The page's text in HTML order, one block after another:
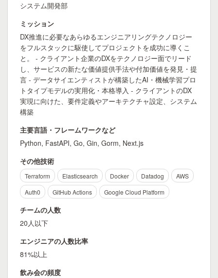
システム開発部
ミッション
DX推進に必要なあらゆるエンジニアリングテクノロジー
をフルスタックに駆使してプロジェクトを成功に導くこ
と。 - クライアント企業のDXをテクノロジー面でリード
し、サービスの新たな価値提供手法や付加価値を発見・提
言 - データサイエンティストが構築したAI・機械学習プロ
トタイプモデルの実用化・本格導入 - クライアントのDX
実現に向けた、要件定義やアーキテクチャ設定、システム
構築
主要言語・フレームワークなど
Python, FastAPI, Go, Gin, Gorm, Next.js
その他技術
Terraform Elasticsearch Docker Datadog
AWS
Auth0
GitHub Actions Google Cloud Platform
チームの人数
20人以下
エンジニアの人数比率
81%以上
飲み会の頻度